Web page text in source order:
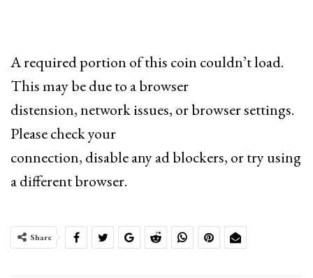
A required portion of this coin couldn’t load.
This may be due to a browser
distension, network issues, or browser settings.
Please check your
connection, disable any ad blockers, or try using
a different browser.
Share